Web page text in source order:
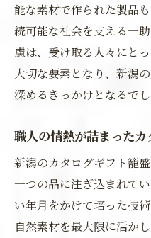
能な素材で作られた製品
続可能な社会を支える一
慮は、受け取る人々にと
大切な要素となり、新潟
深めるきっかけとなるでし
職人の情熱が詰まったカ
新潟のカタログギフト籠
一つの品に注ぎ込まれて
い年月をかけて培った技
自然素材を最大限に活か